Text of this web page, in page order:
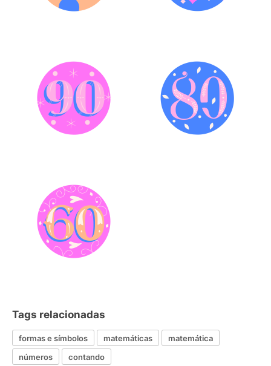
Tags relacionadas
formas e símbolos matemáticas
matemática
números
contando